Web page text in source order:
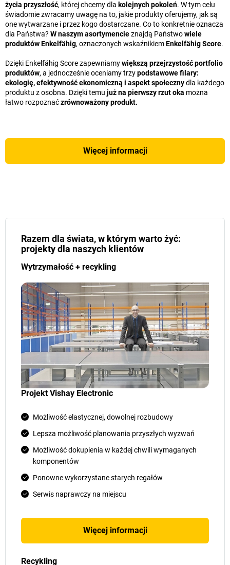
życia przyszłość, której chcemy dla kolejnych pokoleń. W tym celu
świadomie zwracamy uwagę na to, jakie produkty oferujemy, jak są
one wytwarzane i przez kogo dostarczane. Co to konkretnie oznacza
dla Państwa? W naszym asortymencieznajdą Państwowiele
produktów Enkelfähig, oznaczonych wskaźnikiemEnkelfähig Score.
Dzięki Enkelfähig Score zapewniamywiększą przejrzystość portfolio
produktów, a jednocześnie oceniamy trzypodstawowe filary:
ekologię, efektywność ekonomiczną i aspekt społecznydla każdego
produktu z osobna. Dzięki temu już na pierwszy rzut oka można
łatwo rozpoznaćzrównoważony produkt.
Więcej informacji
Razem dla świata, w którym warto żyć:
projekty dla naszych klientów
Wytrzymałość + recykling
Projekt Vishay Electronic
Możliwość elastycznej, dowolnej rozbudowy
Lepsza możliwość planowania przyszłych wyzwań
Możliwość dokupienia w każdej chwili wymaganych
komponentów
Ponowne wykorzystane starych regałów
Serwis naprawczy na miejscu
Więcej informacji
Recykling